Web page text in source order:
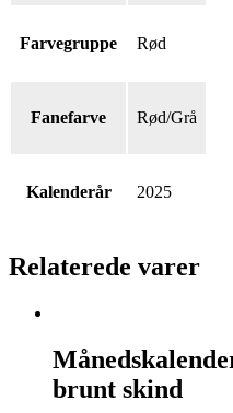
Farvegruppe Rød
Fanefarve Rød/Grå
Kalenderår 2025
Relaterede varer
2026
i
3-
brunt skind